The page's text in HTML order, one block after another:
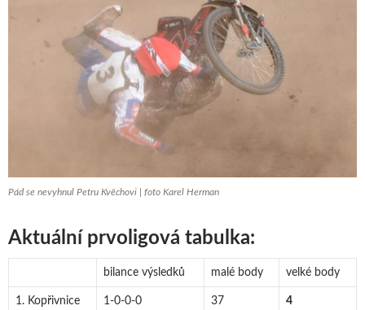
Pád se nevyhnul Petru Kvěchovi | foto Karel Herman
Aktuální prvoligová tabulka:
bilance výsledků malé body velké body
1. Kopřivnice 1-0-0-0 37 4